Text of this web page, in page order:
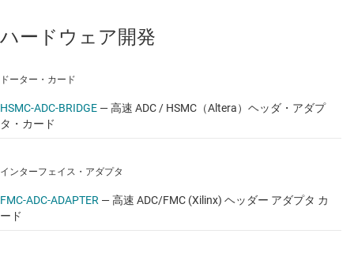
ハードウェア開発
ドーター・カード
HSMC-ADC-BRIDGE —高速 ADC / HSMC（Altera）ヘッダ・アダプ
タ・カード
インターフェイス・アダプタ
FMC-ADC-ADAPTER —高速 ADC/FMC (Xilinx) ヘッダー アダプタ カ
ード